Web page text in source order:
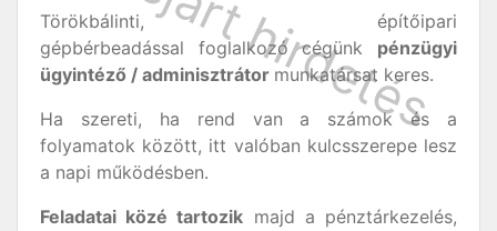
Törökbálinti, építőipari
gépbérbeadással foglalkozó cégünk pénzügyi
ügyintéző / adminisztrátor munkatársat keres.
Ha szereti, ha rend van a számok és a
folyamatok között, itt valóban kulcsszerepe lesz
a napi működésben.
Feladatai közé tartozik majd a pénztárkezelés,